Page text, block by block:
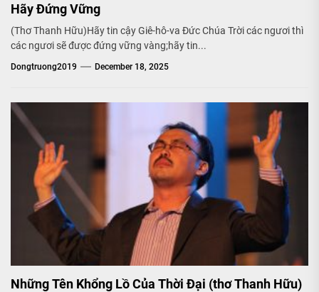
Hãy Đứng Vững
(Thơ Thanh Hữu)Hãy tin cậy Giê-hô-va Đức Chúa Trời các ngươi thì
các ngươi sẽ được đứng vững vàng;hãy tin...
Dongtruong2019 December 18, 2025
Những Tên Khổng Lồ Của Thời Đại (thơ Thanh Hữu)